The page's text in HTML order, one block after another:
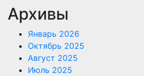
Архивы
Январь 2026
Октябрь 2025
Август 2025
Июль 2025